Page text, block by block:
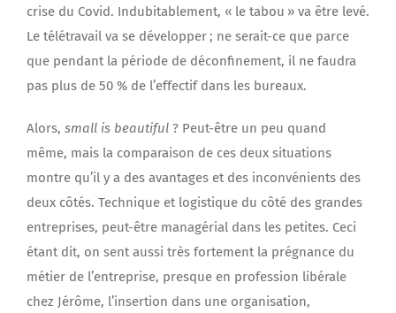
crise du Covid. Indubitablement, « le tabou » va être levé.
Le télétravail va se développer ; ne serait-ce que parce
que pendant la période de déconfinement, il ne faudra
pas plus de 50 % de l’effectif dans les bureaux.
Alors, small is beautiful ? Peut-être un peu quand
même, mais la comparaison de ces deux situations
montre qu’il y a des avantages et des inconvénients des
deux côtés. Technique et logistique du côté des grandes
entreprises, peut-être managérial dans les petites. Ceci
étant dit, on sent aussi très fortement la prégnance du
métier de l’entreprise, presque en profession libérale
chez Jérôme, l’insertion dans une organisation,